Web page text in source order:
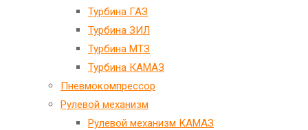
Турбина ГАЗ
Турбина ЗИЛ
Турбина МТЗ
Турбина КАМАЗ
Пневмокомпрессор
Рулевой механизм
Рулевой механизм КАМАЗ